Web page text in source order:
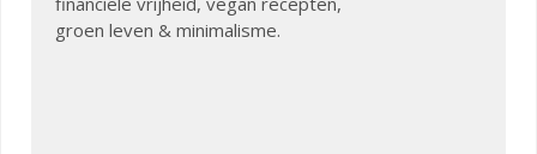
groen leven & minimalisme.